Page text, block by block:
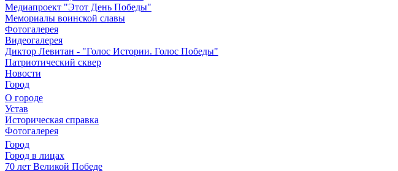
Медиапроект "Этот День Победы"
Мемориалы воинской славы
Фотогалерея
Видеогалерея
Диктор Левитан - "Голос Истории. Голос Победы"
Патриотический сквер
Новости
Город
О городе
Устав
Историческая справка
Фотогалерея
Город
Город в лицах
70 лет Великой Победе